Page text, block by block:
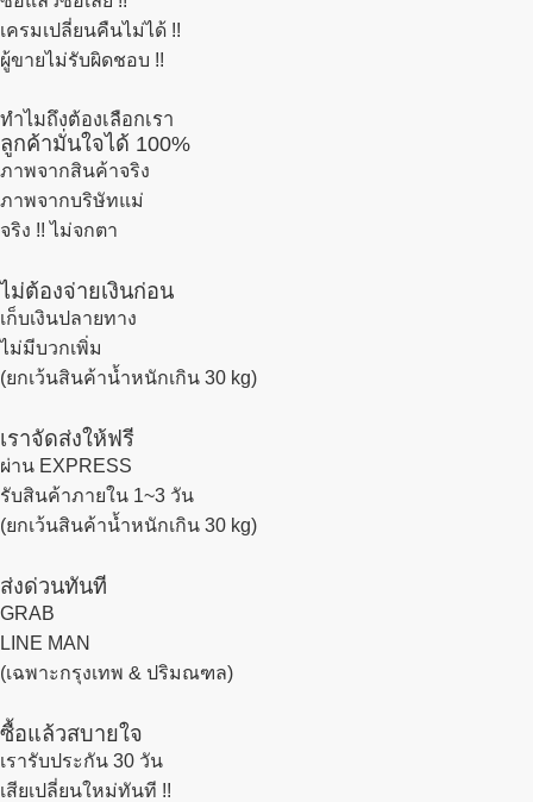
เครมเปลี่ยนคืนไม่ได้ !!
ผู้ขายไม่รับผิดชอบ !!
ทำไมถึงต้องเลือกเรา
ลูกค้ามั่นใจได้ 100%
ภาพจากสินค้าจริง
ภาพจากบริษัทแม่
จริง !! ไม่จกตา
ไม่ต้องจ่ายเงินก่อน
เก็บเงินปลายทาง
ไม่มีบวกเพิ่ม
(ยกเว้นสินค้าน้ำหนักเกิน 30 kg)
เราจัดส่งให้ฟรี
ผ่าน EXPRESS
รับสินค้าภายใน 1~3 วัน
(ยกเว้นสินค้าน้ำหนักเกิน 30 kg)
ส่งด่วนทันที
GRAB
LINE MAN
(เฉพาะกรุงเทพ & ปริมณฑล)
ซื้อแล้วสบายใจ
เรารับประกัน 30 วัน
เสียเปลี่ยนใหม่ทันที !!